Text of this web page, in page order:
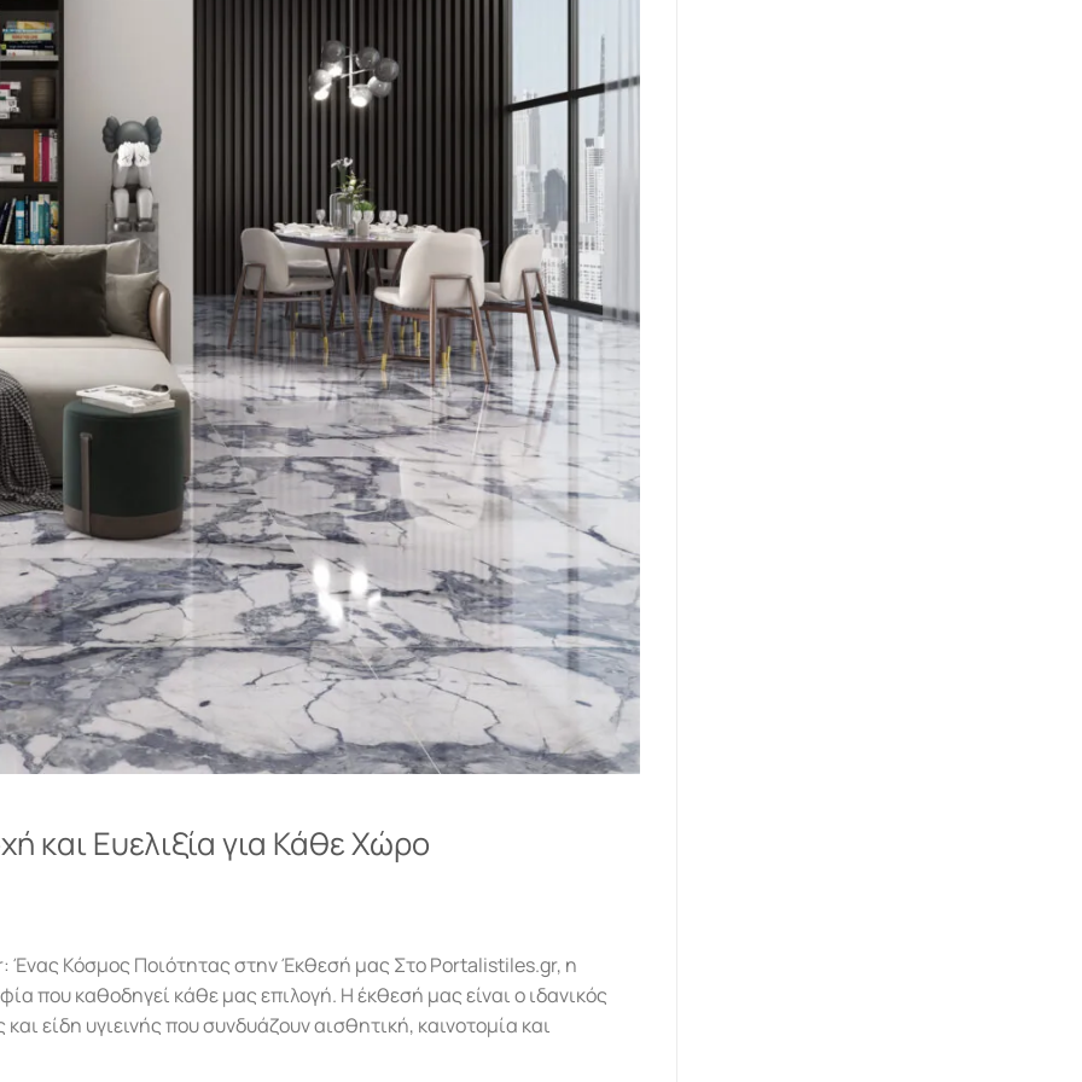
και Ευελιξία για Κάθε Χώρο
Κόσμος Ποιότητας στην Έκθεσή μας Στο Portalistiles.gr, η
που καθοδηγεί κάθε μας επιλογή. Η έκθεσή μας είναι ο ιδανικός
είδη υγιεινής που συνδυάζουν αισθητική, καινοτομία και